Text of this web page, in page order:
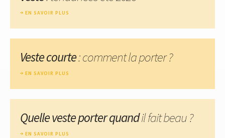
EN SAVOIR PLUS
Veste courte: comment la porter ?
EN SAVOIR PLUS
Quelle veste porter quandil fait beau ?
EN SAVOIR PLUS